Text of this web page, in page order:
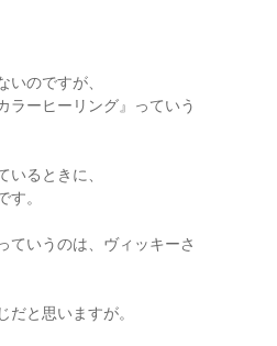
いのですが、
ーヒーリング』っていう
るときに、
。
ていうのは、ヴィッキーさ
と思いますが。